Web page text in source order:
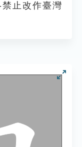
止改作臺灣